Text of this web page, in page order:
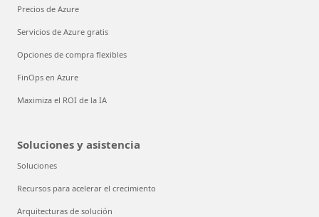
Precios de Azure
Servicios de Azure gratis
Opciones de compra flexibles
FinOps en Azure
Maximiza el ROI de la IA
Soluciones y asistencia
Soluciones
Recursos para acelerar el crecimiento
Arquitecturas de solución